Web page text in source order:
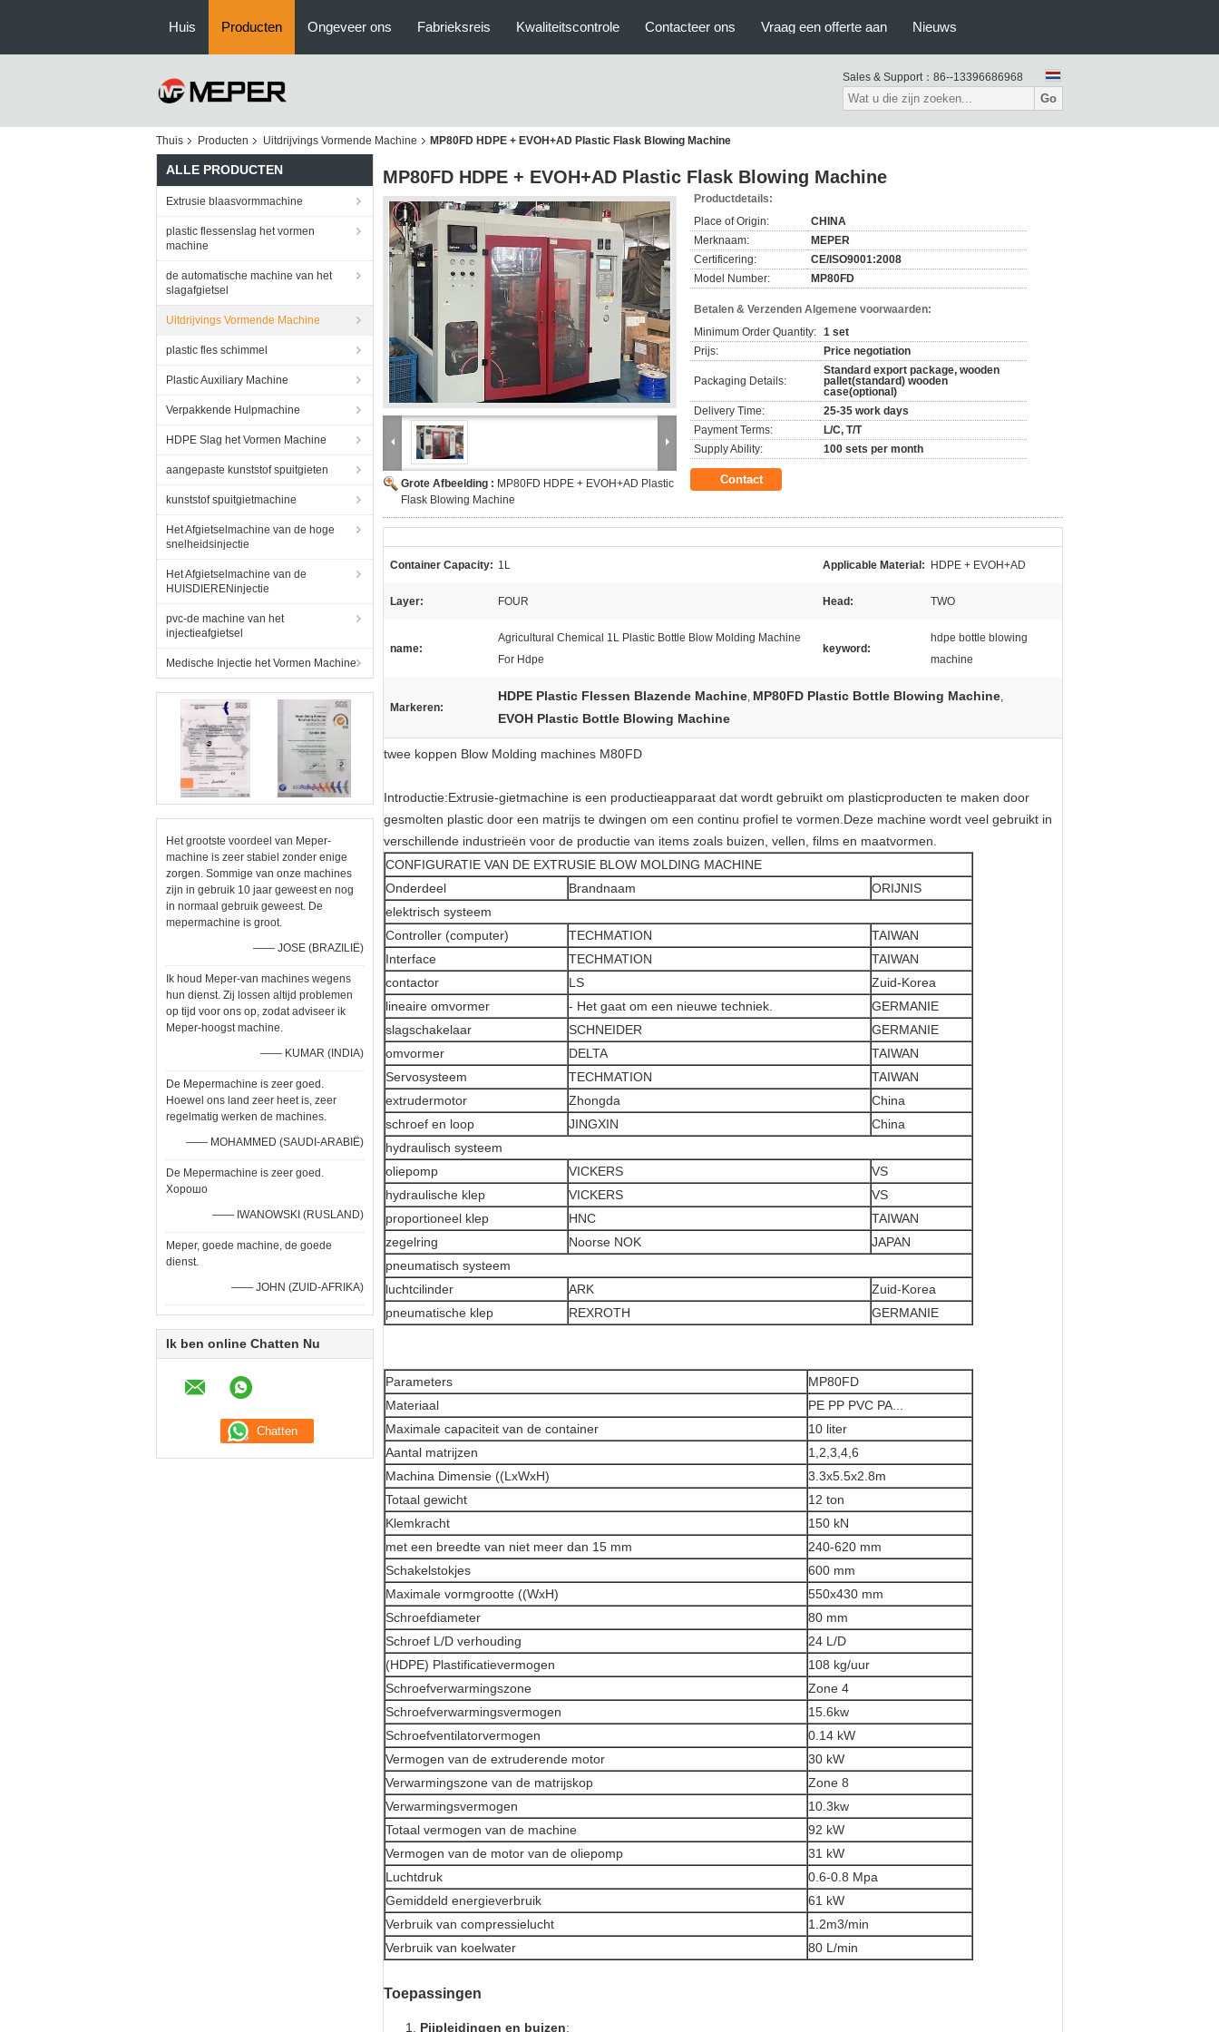
Huis Producten Ongeveer ons Fabrieksreis Kwaliteitscontrole Contacteer ons Vraag een offerte aan Nieuws
Sales & Support： 86--13396686968
Go
Thuis Producten Uitdrijvings Vormende Machine MP80FD HDPE + EVOH+AD Plastic Flask Blowing Machine
ALLE PRODUCTEN
Extrusie blaasvormmachine
plastic flessenslag het vormen
machine
de automatische machine van het
slagafgietsel
Uitdrijvings Vormende Machine
plastic fles schimmel
Plastic Auxiliary Machine
Verpakkende Hulpmachine
HDPE Slag het Vormen Machine
aangepaste kunststof spuitgieten
kunststof spuitgietmachine
Het Afgietselmachine van de hoge
snelheidsinjectie
Het Afgietselmachine van de
HUISDIERENinjectie
pvc-de machine van het
injectieafgietsel
Medische Injectie het Vormen Machine
Het grootste voordeel van Meper-
machine is zeer stabiel zonder enige
zorgen. Sommige van onze machines
zijn in gebruik 10 jaar geweest en nog
in normaal gebruik geweest. De
mepermachine is groot.
—— JOSE (BRAZILIË)
Ik houd Meper-van machines wegens
hun dienst. Zij lossen altijd problemen
op tijd voor ons op, zodat adviseer ik
Meper-hoogst machine.
—— KUMAR (INDIA)
De Mepermachine is zeer goed.
Hoewel ons land zeer heet is, zeer
regelmatig werken de machines.
—— MOHAMMED (SAUDI-ARABIË)
De Mepermachine is zeer goed.
Хорошо
—— IWANOWSKI (RUSLAND)
Meper, goede machine, de goede
dienst.
—— JOHN (ZUID-AFRIKA)
Ik ben online Chatten Nu
MP80FD HDPE + EVOH+AD Plastic Flask Blowing Machine
Grote Afbeelding : MP80FD HDPE + EVOH+AD Plastic
Flask Blowing Machine
Productdetails:
Place of Origin:
CHINA
Merknaam:
MEPER
Certificering:
CE/ISO9001:2008
Model Number:
MP80FD
Betalen & Verzenden Algemene voorwaarden:
Minimum Order Quantity: 1 set
Prijs:
Price negotiation
Packaging Details:
Standard export package, wooden
pallet(standard) wooden
case(optional)
Delivery Time:
25-35 work days
Payment Terms:
L/C, T/T
Supply Ability:
100 sets per month
Contact
Container Capacity: 1L Applicable Material: HDPE + EVOH+AD
Layer: FOUR Head: TWO
name:
Agricultural Chemical 1L Plastic Bottle Blow Molding Machine
For Hdpe
keyword:
hdpe bottle blowing
machine
Markeren:
HDPE Plastic Flessen Blazende Machine, MP80FD Plastic Bottle Blowing Machine,
EVOH Plastic Bottle Blowing Machine
twee koppen Blow Molding machines M80FD
Introductie:Extrusie-gietmachine is een productieapparaat dat wordt gebruikt om plasticproducten te maken door
gesmolten plastic door een matrijs te dwingen om een continu profiel te vormen.Deze machine wordt veel gebruikt in
verschillende industrieën voor de productie van items zoals buizen, vellen, films en maatvormen.
CONFIGURATIE VAN DE EXTRUSIE BLOW MOLDING MACHINE
Onderdeel
Brandnaam
ORIJNIS
elektrisch systeem
Controller (computer)
TECHMATION
TAIWAN
Interface
TECHMATION
TAIWAN
contactor
LS
Zuid-Korea
lineaire omvormer
- Het gaat om een nieuwe techniek.
GERMANIE
slagschakelaar
SCHNEIDER
GERMANIE
omvormer
DELTA
TAIWAN
Servosysteem
TECHMATION
TAIWAN
extrudermotor
Zhongda
China
schroef en loop
JINGXIN
China
hydraulisch systeem
oliepomp
VICKERS
VS
hydraulische klep
VICKERS
VS
proportioneel klep
HNC
TAIWAN
zegelring
Noorse NOK
JAPAN
pneumatisch systeem
luchtcilinder
ARK
Zuid-Korea
pneumatische klep
REXROTH GERMANIE
Parameters
MP80FD
Materiaal
PE PP PVC PA...
Maximale capaciteit van de container
10 liter
Aantal matrijzen
1,2,3,4,6
Machina Dimensie ((LxWxH)
3.3x5.5x2.8m
Totaal gewicht
12 ton
Klemkracht
150 kN
met een breedte van niet meer dan 15 mm
240-620 mm
Schakelstokjes
600 mm
Maximale vormgrootte ((WxH)
550x430 mm
Schroefdiameter
80 mm
Schroef L/D verhouding
24 L/D
(HDPE) Plastificatievermogen
108 kg/uur
Schroefverwarmingszone
Zone 4
Schroefverwarmingsvermogen
15.6kw
Schroefventilatorvermogen
0.14 kW
Vermogen van de extruderende motor
30 kW
Verwarmingszone van de matrijskop
Zone 8
Verwarmingsvermogen
10.3kw
Totaal vermogen van de machine
92 kW
Vermogen van de motor van de oliepomp
31 kW
Luchtdruk
0.6-0.8 Mpa
Gemiddeld energieverbruik
61 kW
Verbruik van compressielucht
1.2m3/min
Verbruik van koelwater
80 L/min
Toepassingen
Pijpleidingen en buizen: